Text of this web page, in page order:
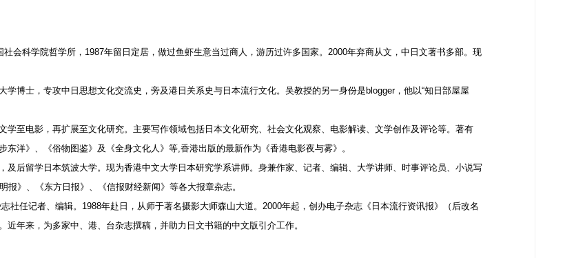
会科学院哲学所，1987年留日定居，做过鱼虾生意当过商人，游历过许多国家。2000年弃商从文，中日文著书多部。现
博士，专攻中日思想文化交流史，旁及港日关系史与日本流行文化。吴教授的另一身份是blogger，他以“知日部屋屋
学至电影，再扩展至文化研究。主要写作领域包括日本文化研究、社会文化观察、电影解读、文学创作及评论等。著有
东洋》、《俗物图鉴》及《全身文化人》等,香港出版的最新作为《香港电影夜与雾》。
及后留学日本筑波大学。现为香港中文大学日本研究学系讲师。身兼作家、记者、编辑、大学讲师、时事评论员、小说写
》、《东方日报》、《信报财经新闻》等各大报章杂志。
社任记者、编辑。1988年赴日，从师于著名摄影大师森山大道。2000年起，创办电子杂志《日本流行资讯报》（后改名
年来，为多家中、港、台杂志撰稿，并助力日文书籍的中文版引介工作。